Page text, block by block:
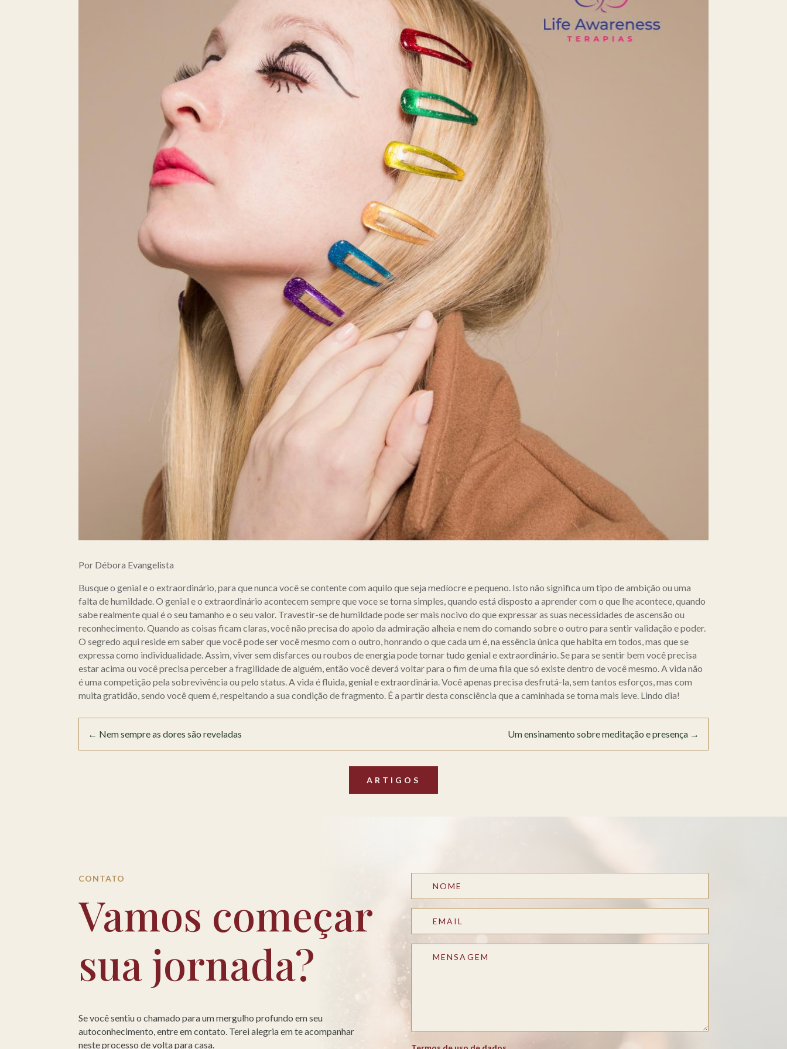
Por Débora Evangelista
Busque o genial e o extraordinário, para que nunca você se contente com aquilo que seja medíocre e pequeno. Isto não significa um tipo de ambição ou uma
falta de humildade. O genial e o extraordinário acontecem sempre que voce se torna simples, quando está disposto a aprender com o que lhe acontece, quando
sabe realmente qual é o seu tamanho e o seu valor. Travestir-se de humildade pode ser mais nocivo do que expressar as suas necessidades de ascensão ou
reconhecimento. Quando as coisas ficam claras, você não precisa do apoio da admiração alheia e nem do comando sobre o outro para sentir validação e poder.
O segredo aqui reside em saber que você pode ser você mesmo com o outro, honrando o que cada um é, na essência única que habita em todos, mas que se
expressa como individualidade. Assim, viver sem disfarces ou roubos de energia pode tornar tudo genial e extraordinário. Se para se sentir bem você precisa
estar acima ou você precisa perceber a fragilidade de alguém, então você deverá voltar para o fim de uma fila que só existe dentro de você mesmo. A vida não
é uma competição pela sobrevivência ou pelo status. A vida é fluida, genial e extraordinária. Você apenas precisa desfrutá-la, sem tantos esforços, mas com
muita gratidão, sendo você quem é, respeitando a sua condição de fragmento. É a partir desta consciência que a caminhada se torna mais leve. Lindo dia!
← Nem sempre as dores são reveladas Um ensinamento sobre meditação e presença→
ARTIGOS
CONTATO
Vamos começar
sua jornada?
Se você sentiu o chamado para um mergulho profundo em seu
autoconhecimento, entre em contato. Terei alegria em te acompanhar
neste processo de volta para casa.